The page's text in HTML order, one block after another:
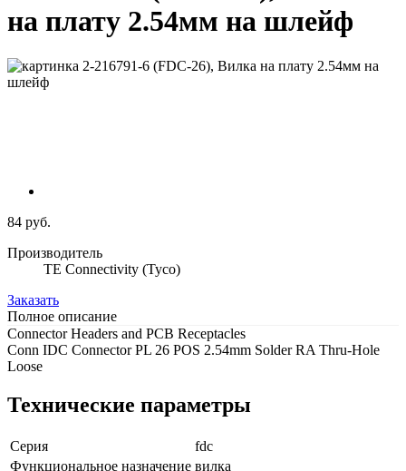
на плату 2.54мм на шлейф
84 руб.
Производитель
TE Connectivity (Tyco)
Заказать
Полное описание
Connector Headers and PCB Receptacles
Conn IDC Connector PL 26 POS 2.54mm Solder RA Thru-Hole
Loose
Технические параметры
Серия
fdc
Функциональное назначение вилка